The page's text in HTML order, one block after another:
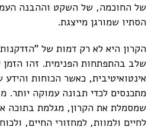
של החוכמה, של השקט וההבנה
הסתיו שמורגן מייצגת.
הקרון היא לא רק דמות של
שלב בהתפתחות הפנימית. זהו
אינטואיטיבית, כאשר הכוחות
מתכנסים לכדי תבונה עמוקה יותר.
שמסמלת את הקרון, מגלמת בתוכה
לחיים ולמוות, למחזורי החיים,